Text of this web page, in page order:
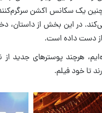
یک سکانس اکشن
در این بخش از داستان،
از دست داده است.
هرچند پوسترهای جدید